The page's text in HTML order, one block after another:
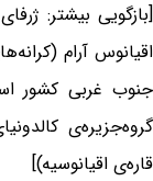
اقیانوس آرام
جنوب غربی کشور
گروه‌جزیره‌ی
قاره‌ی اقیانوسیه)]